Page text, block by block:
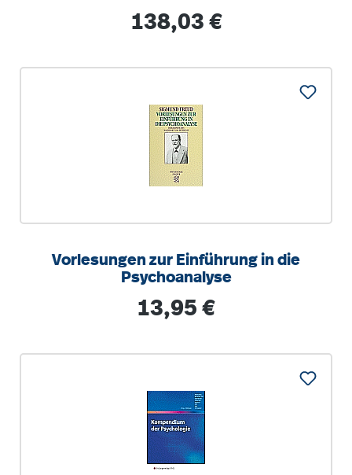
Regulärer Preis:
138,03 €
Vorlesungen zur Einführung in die
Psychoanalyse
Regulärer Preis:
13,95 €